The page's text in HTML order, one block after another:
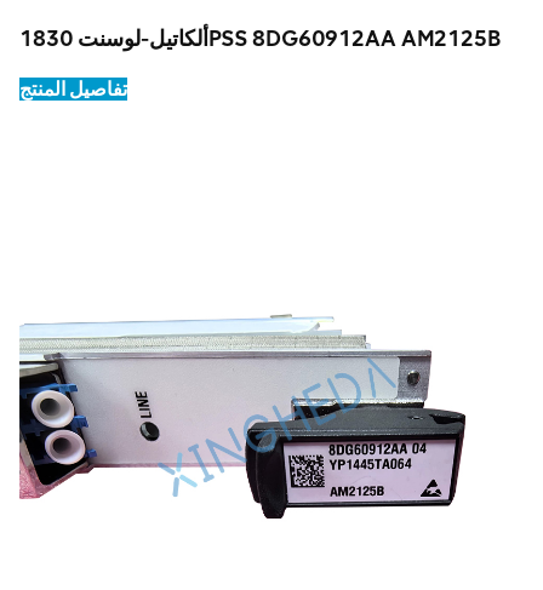
ألكاتيل-لوسنت 1830PSS 8DG60912AA AM2125B
تفاصيل المنتج